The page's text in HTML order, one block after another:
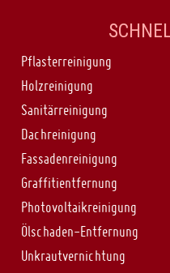
Pflasterreinigung
Holzreinigung
Sanitärreinigung
Dachreinigung
Fassadenreinigung
Graffitientfernung
Photovoltaikreinigung
Ölschaden-Entfernung
Unkrautvernichtung